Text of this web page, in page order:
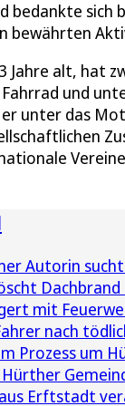
bedankte
bewährten
Jahre alt, hat
und
unter das
Autorin
mit
nach
Prozess um
Erftstadt